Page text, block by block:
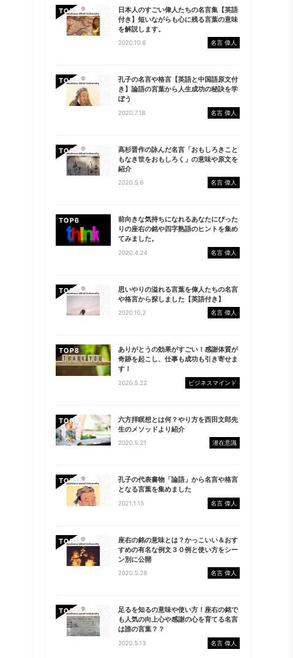
TOP
日本人のすごい偉人たちの名言集【英語
付き】短いながらも心に残る言葉の意味
を解説します。
2020.10.6 名言 偉人
TOP
孔子の名言や格言【英語と中国語原文付
き】論語の言葉から人生成功の秘訣を学
ぼう
2020.7.18 名言 偉人
TOP
高杉晋作の詠んだ名言「おもしろきこと
もなき世をおもしろく」の意味や原文を
紹介
2020.5.6 名言 偉人
TOP
前向きな気持ちになれるあなたにぴった
りの座右の銘や四字熟語のヒントを集め
てみました。
2020.4.24 名言 偉人
TOP
思いやりの溢れる言葉を偉人たちの名言
や格言から探しました【英語付き】
2020.10.2 名言 偉人
TOP
ありがとうの効果がすごい！感謝体質が
奇跡を起こし、仕事も成功も引き寄せま
す！
2020.5.22 ビジネスマインド
TOP
六方拝瞑想とは何？やり方を西田文郎先
生のメソッドより紹介
2020.5.21 潜在意識
TOP
孔子の代表書物「論語」から名言や格言
となる言葉を集めました
2021.1.15 名言 偉人
TOP
座右の銘の意味とは？かっこいい＆おす
すめの有名な例文３０例と使い方をシー
ン別に公開
2020.5.28 名言 偉人
TOP
足るを知るの意味や使い方！座右の銘で
も人気の向上心や感謝の心を育てる名言
は誰の言葉？？
2020.5.13 名言 偉人